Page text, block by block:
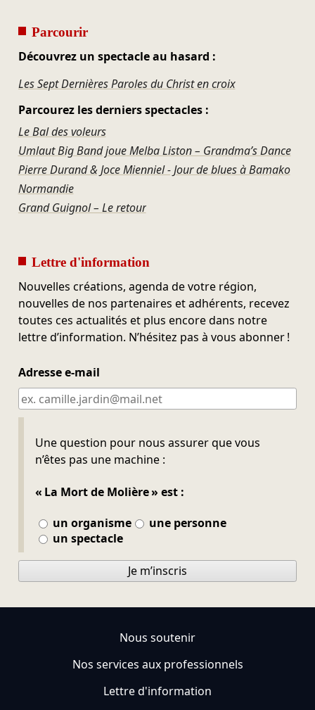
Parcourir
Découvrez un spectacle au hasard :
Les Sept Dernières Paroles du Christ en croix
Parcourez les derniers spectacles :
Le Bal des voleurs
Umlaut Big Band joue Melba Liston – Grandma’s Dance
Pierre Durand & Joce Mienniel - Jour de blues à Bamako
Normandie
Grand Guignol – Le retour
Lettre d'information
Nouvelles créations, agenda de votre région,
nouvelles de nos partenaires et adhérents, recevez
toutes ces actualités et plus encore dans notre
lettre d’information. N’hésitez pas à vous abonner !
Adresse e-mail
Une question pour nous assurer que vous
n’êtes pas une machine :
« La Mort de Molière » est :
un organisme
une personne
un spectacle
Ne pas remplir
Je m’inscris
Nous soutenir
Nos services aux professionnels
Lettre d'information